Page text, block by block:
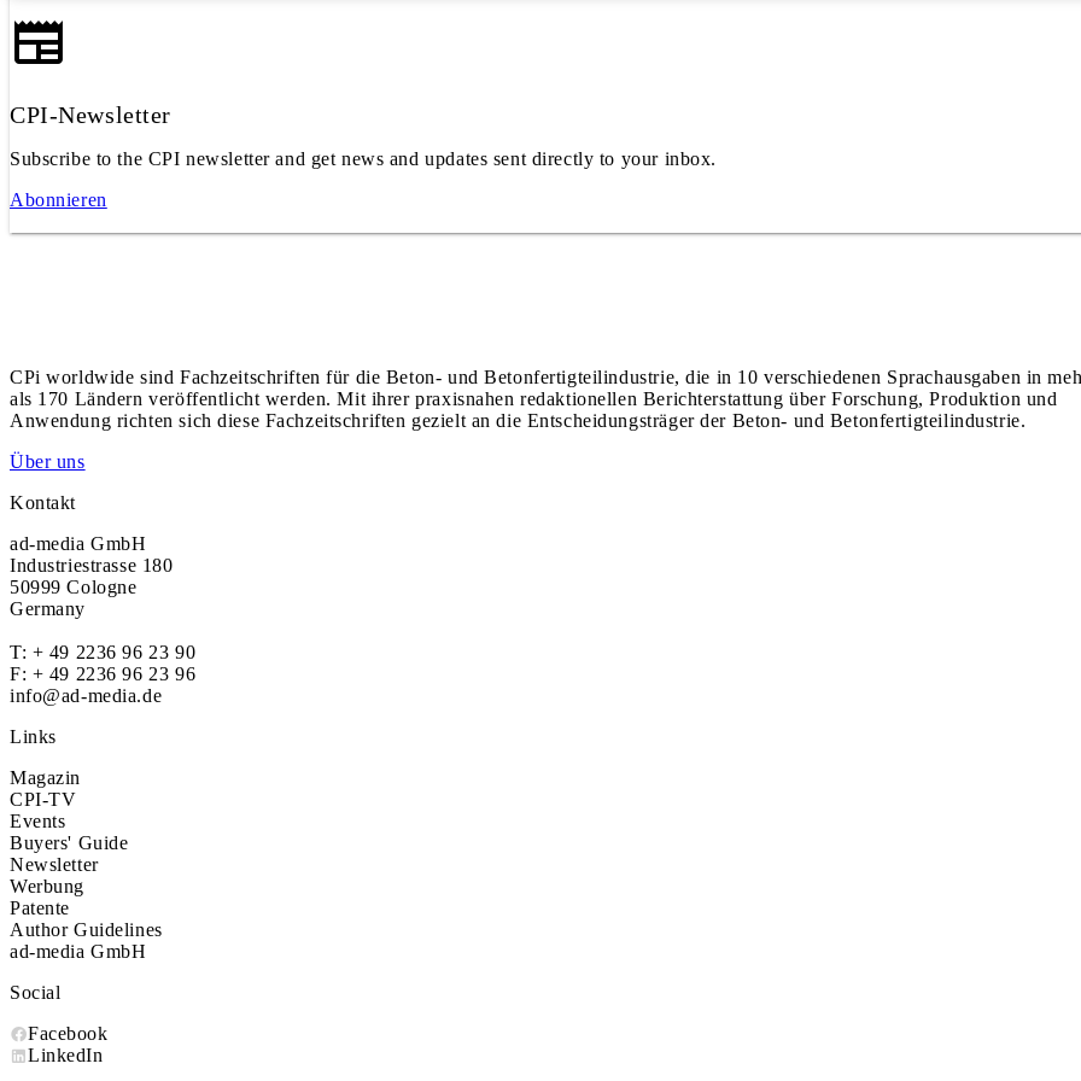
CPI-Newsletter
Subscribe to the CPI newsletter and get news and updates sent directly to your inbox.
Abonnieren
CPi worldwide sind Fachzeitschriften für die Beton- und Betonfertigteilindustrie, die in 10 verschiedenen Sprachausgaben in
als 170 Ländern veröffentlicht werden. Mit ihrer praxisnahen redaktionellen Berichterstattung über Forschung, Produktion und
Anwendung richten sich diese Fachzeitschriften gezielt an die Entscheidungsträger der Beton- und Betonfertigteilindustrie.
Über uns
Kontakt
ad-media GmbH
Industriestrasse 180
50999 Cologne
Germany
T: + 49 2236 96 23 90
F: + 49 2236 96 23 96
info@ad-media.de
Links
Magazin
CPI-TV
Events
Buyers' Guide
Newsletter
Werbung
Patente
Author Guidelines
ad-media GmbH
Social
Facebook
LinkedIn